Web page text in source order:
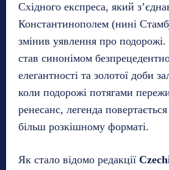
Східного експреса, який
Константинополем (нині
змінив уявлення про
став синонімом
елегантності та золотої доби
коли подорожі потягами
ренесанс, легенда
більш розкішному форматі.
Як стало відомо редакції